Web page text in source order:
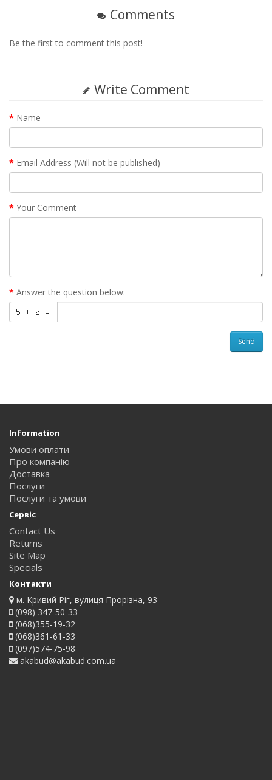
Comments
Be the first to comment this post!
Write Comment
Name
Email Address (Will not be published)
Your Comment
Answer the question below:
Send
Information
Умови оплати
Про компанію
Доставка
Послуги
Послуги та умови
Сервіс
Contact Us
Returns
Site Map
Specials
Контакти
м. Кривий Ріг, вулиця Прорізна, 93
(098) 347-50-33
(068)355-19-32
(068)361-61-33
(097)574-75-98
akabud@akabud.com.ua